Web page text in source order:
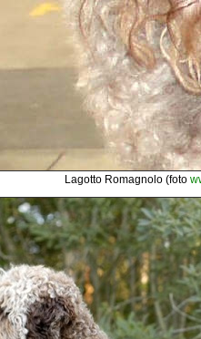
Lagotto Romagnolo (foto